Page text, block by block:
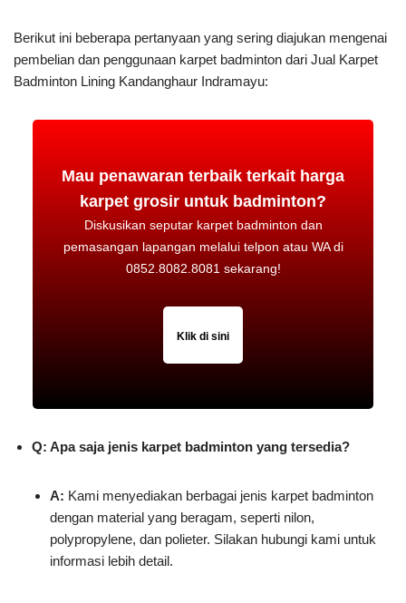
Berikut ini beberapa pertanyaan yang sering diajukan mengenai
pembelian dan penggunaan karpet badminton dari Jual Karpet
Badminton Lining Kandanghaur Indramayu:
Mau penawaran terbaik terkait harga
karpet grosir untuk badminton?
Diskusikan seputar karpet badminton dan
pemasangan lapangan melalui telpon atau WA di
0852.8082.8081 sekarang!
Klik di sini
Q: Apa saja jenis karpet badminton yang tersedia?
A: Kami menyediakan berbagai jenis karpet badminton
dengan material yang beragam, seperti nilon,
polypropylene, dan polieter. Silakan hubungi kami untuk
informasi lebih detail.